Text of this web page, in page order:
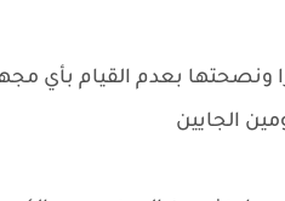
بعدم القيام بأي
الجايين